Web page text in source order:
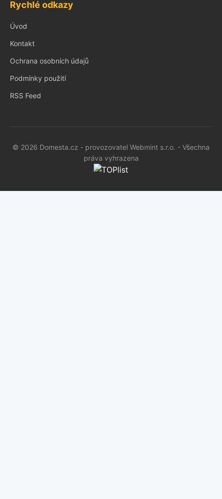
Rychlé odkazy
Úvod
Kontakt
Ochrana osobních údajů
Podmínky použití
RSS Feed
© 2026 Domesta.cz - provozovatel Webmint s.r.o. - Všechna
práva vyhrazena